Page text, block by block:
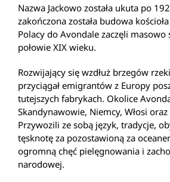
Nazwa Jackowo została ukuta po
zakończona została budowa
Polacy do Avondale zaczęli masowo
połowie XIX wieku.
Rozwijający się wzdłuż brzegów
przyciągał emigrantów z Europy
tutejszych fabrykach. Okolice
Skandynawowie, Niemcy, Włosi oraz
Przywozili ze sobą język, tradycje,
tęsknotę za pozostawioną za
ogromną chęć pielęgnowania i
narodowej.